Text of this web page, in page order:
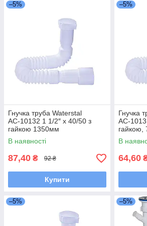
–5%
Гнучка труба Waterstal
АС-10132 1 1/2″ х 40/50 з
гайкою 1350мм
В наявності
87,40 ₴ 92 ₴
Купити
–5%
Гнучка
АС-1013
гайкою,
В
64,60
–5% –5%